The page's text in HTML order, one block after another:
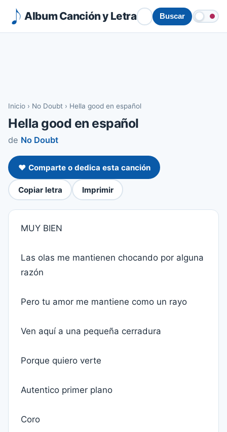
Album Canción y Letra Buscar
Inicio › No Doubt › Hella good en español
Hella good en español
de No Doubt
❤️ Comparte o dedica esta canción
Copiar letra Imprimir
MUY BIEN
Las olas me mantienen chocando por alguna
razón
Pero tu amor me mantiene como un rayo
Ven aquí a una pequeña cerradura
Porque quiero verte
Autentico primer plano
Coro